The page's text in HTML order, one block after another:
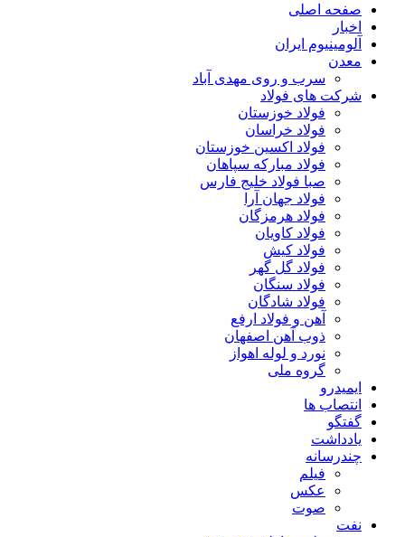
صفحه اصلی
اخبار
آلومینیوم ایران
معدن
سرب و روی مهدی آباد
شرکت های فولاد
فولاد خوزستان
فولاد خراسان
فولاد اکسین خوزستان
فولاد مبارکه سپاهان
صبا فولاد خلیج فارس
فولاد جهان آرا
فولاد هرمزگان
فولاد کاویان
فولاد کیش
فولاد گل گهر
فولاد سنگان
فولاد شادگان
آهن و فولاد ارفع
ذوب آهن اصفهان
نورد و لوله اهواز
گروه ملی
ایمیدرو
انتصاب ها
گفتگو
یادداشت
چندرسانه
فیلم
عکس
صوت
نفت